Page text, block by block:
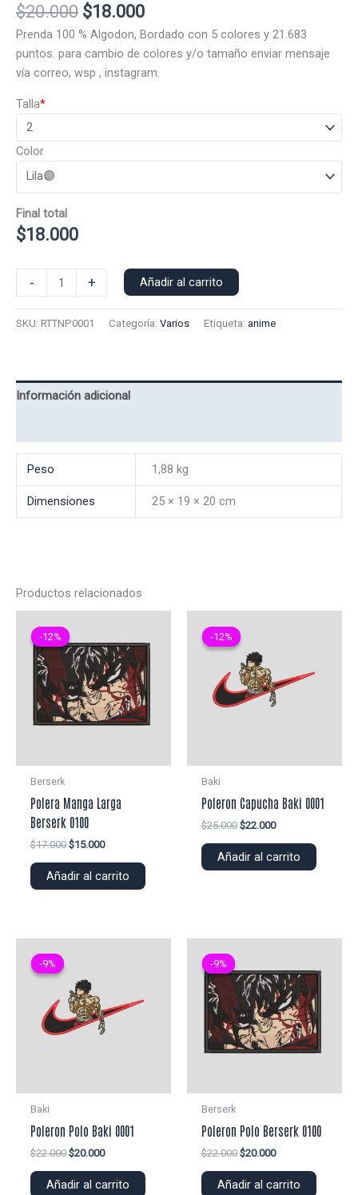
$20.000 El
precio
original
era:
$18.000El
precio
actual
es:
Prenda 100 % Algodon, Bordado con 5 colores y 21.683
puntos. para cambio de colores y/o tamaño enviar mensaje
vía correo, wsp , instagram.
*
Talla
Color
Final total
$18.000
-
Polo
+ Añadir al carrito
SKU: RTTNP0001 Categoría: Varios Etiqueta: anime
Información adicional
Peso 1,88 kg
Dimensiones 25 × 19 × 20 cm
Productos relacionados
-12%
-12%
Berserk
Polera Manga Larga
Berserk 0100
$17.000 El
original
$15.000El
actual
Añadir al carrito
-12%
-12%
Baki
Poleron Capucha Baki 0001
$25.000 El
original
$22.000El
actual
Añadir al carrito
-9%
-9%
Baki
Poleron Polo Baki 0001
$22.000 El
original
$20.000El
actual
Añadir al carrito
-9%
-9%
Berserk
Poleron Polo Berserk 0100
$22.000 El
original
$20.000El
actual
Añadir al carrito